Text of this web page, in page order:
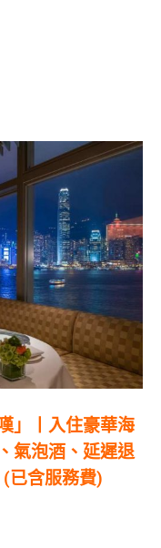
」丨入住豪華海
氣泡酒、延遲退
已含服務費)